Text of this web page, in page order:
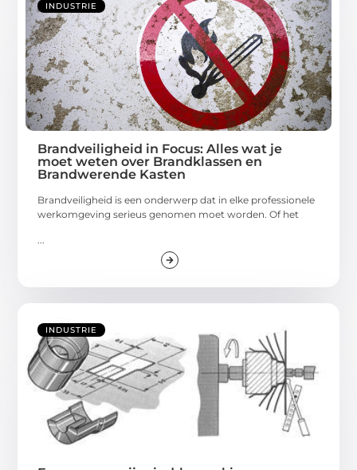
INDUSTRIE
Brandveiligheid in Focus: Alles wat je
moet weten over Brandklassen en
Brandwerende Kasten
Brandveiligheid is een onderwerp dat in elke professionele
werkomgeving serieus genomen moet worden. Of het
...
INDUSTRIE